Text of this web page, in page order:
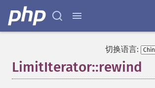
切换语言:
LimitIterator::rewind